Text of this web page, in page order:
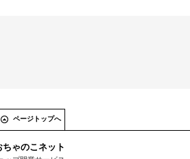
ページトップへ
ちゃのこネット